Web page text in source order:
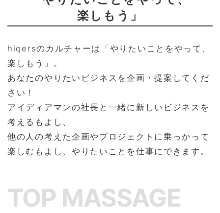
楽しもう」
hiqersのカルチャーは「やりたいことをやって、
楽しもう」。
あなたのやりたいビジネスを企画・提案してくだ
さい！
アイディアマンの社長と一緒に新しいビジネスを
考えるもよし、
他の人の考えた企画やプロジェクトに乗っかって
楽しむもよし、やりたいことを仕事にできます。
TOP MASSAGE